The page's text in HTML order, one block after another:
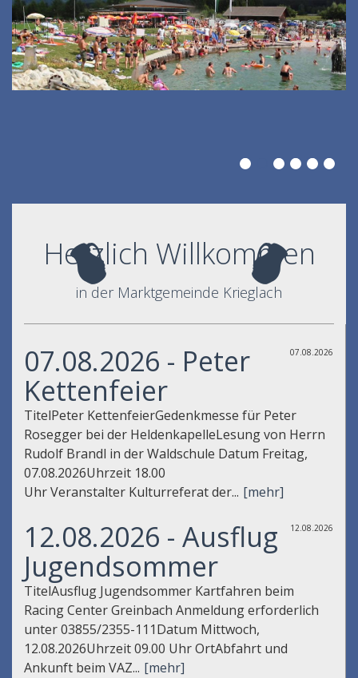
Herzlich Willkommen
in der Marktgemeinde Krieglach
07.08.2026
07.08.2026 - Peter
Kettenfeier
TitelPeter KettenfeierGedenkmesse für Peter
Rosegger bei der HeldenkapelleLesung von Herrn
Rudolf Brandl in der Waldschule Datum Freitag,
07.08.2026Uhrzeit 18.00
Uhr Veranstalter Kulturreferat der... [mehr]
12.08.2026
12.08.2026 - Ausflug
Jugendsommer
TitelAusflug Jugendsommer Kartfahren beim
Racing Center Greinbach Anmeldung erforderlich
unter 03855/2355-111Datum Mittwoch,
12.08.2026Uhrzeit 09.00 Uhr OrtAbfahrt und
Ankunft beim VAZ... [mehr]